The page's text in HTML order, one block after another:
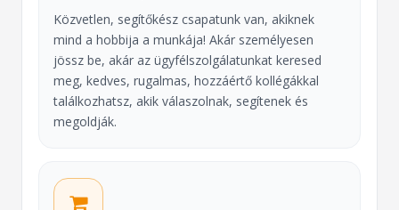
Közvetlen, segítőkész csapatunk van, akiknek
mind a hobbija a munkája! Akár személyesen
jössz be, akár az ügyfélszolgálatunkat keresed
meg, kedves, rugalmas, hozzáértő kollégákkal
találkozhatsz, akik válaszolnak, segítenek és
megoldják.